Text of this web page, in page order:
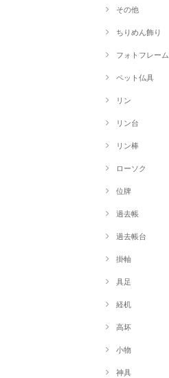
その他
ちりめん飾り
フォトフレーム
ペット仏具
リン
リン台
リン棒
ローソク
位牌
過去帳
過去帳台
掛軸
具足
経机
高坏
小物
神具